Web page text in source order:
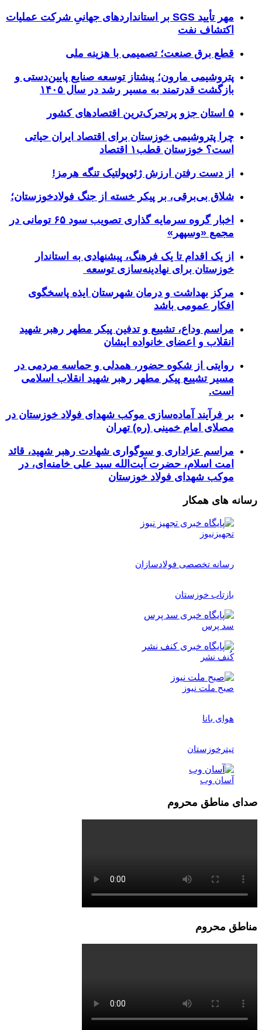
مهر تأیید SGS بر استانداردهای جهانیِ شرکت عملیات
اکتشاف نفت
قطع برق صنعت؛ تصمیمی با هزینه ملی
پتروشیمی مارون؛ پیشتاز توسعه صنایع پایین‌دستی و
بازگشت قدرتمند به مسیر رشد در سال ۱۴۰۵
۵ استان جزو پرتحرک‌ترین اقتصاد‌های کشور
چرا پتروشیمی خوزستان برای اقتصاد ایران حیاتی
است؟ خوزستان قطب۱ اقتصاد
از دست رفتن ارزش ژئوپولتیک تنگه هرمز!
شلاق‌ بی‌برقی، بر پیکر خسته‌ از جنگ فولادخوزستان؛
اخبار گروه سرمایه گذاری تصویب سود ۶۵ تومانی در
مجمع «وسپهر»
از یک اقدام تا یک فرهنگ، پیشنهادی به استاندار
خوزستان برای نهادینه‌سازی توسعه
مرکز بهداشت و درمان شهرستان ایذه پاسخگوی
افکار عمومی باشد
مراسم وداع، تشییع و تدفین پیکر مطهر رهبر شهید
انقلاب و اعضای خانواده ایشان
روایتی از شکوه حضور، همدلی و حماسه مردمی در
مسیر تشییع پیکر مطهر رهبر شهید انقلاب اسلامی
است.
بر فرآیند آماده‌سازی موکب شهدای فولاد خوزستان در
مصلای امام خمینی (ره) تهران
مراسم عزاداری و سوگواری شهادت رهبر شهید، قائد
امت اسلام، حضرت آیت‌الله سید علی خامنه‌ای، در
موکب شهدای فولاد خوزستان
رسانه های همکار
تجهیزنیوز
رسانه تخصصی فولادسازان
بازتاب خوزستان
سد پرس
کُنف نشر
صبح ملت نیوز
هوای بانا
تیترخوزستان
آسان وب
صدای مناطق محروم
مناطق محروم